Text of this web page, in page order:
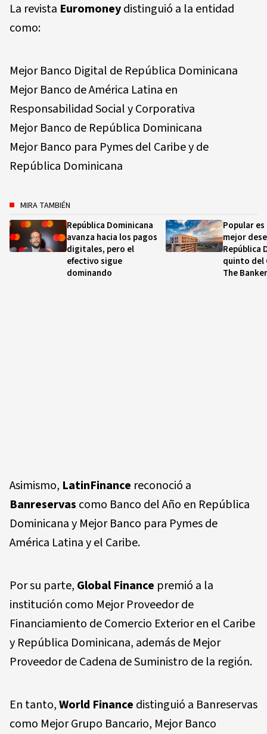
La revista Euromoneydistinguió a la entidad
como:
Mejor Banco Digital de República Dominicana
Mejor Banco de América Latina en
Responsabilidad Social y Corporativa
Mejor Banco de República Dominicana
Mejor Banco para Pymes del Caribe y de
República Dominicana
MIRA TAMBIÉN
República Dominicana
avanza hacia los pagos
digitales, pero el
efectivo sigue
dominando
Popular
mejor
República
quinto del
The Banker
Asimismo, LatinFinance reconoció a
Banreservas como Banco del Año en República
Dominicana y Mejor Banco para Pymes de
América Latina y el Caribe.
Por su parte, Global Finance premió a la
institución como Mejor Proveedor de
Financiamiento de Comercio Exterior en el Caribe
y República Dominicana, además de Mejor
Proveedor de Cadena de Suministro de la región.
En tanto,World Finance distinguió a Banreservas
como Mejor Grupo Bancario, Mejor Banco